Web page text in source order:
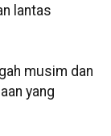
lantas
musim dan
yang